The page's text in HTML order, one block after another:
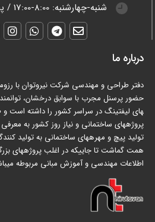
شنبه-چهارشنبه: 8:00-17:00
/
درباره ما
های لیفتینگ در سراسر کشور را داشته است
پروژه­های ساختمانی و نیاز روز کشور به معرفی
تولید پیچ و مهره­های ساختمانی به تولید
همت گماشت تا جاییکه در اغلب پروژه­های
اطلاعات مهندسی و آموزش مبانی مربوطه